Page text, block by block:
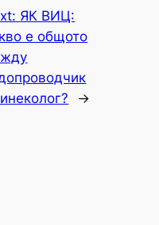
ЯК ВИЦ:
е общото
→